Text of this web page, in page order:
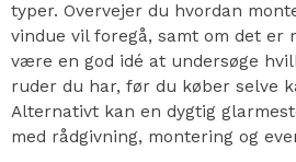
typer. Overvejer du hvordan
vindue vil foregå, samt om det er
være en god idé at undersøge
ruder du har, før du køber selve
Alternativt kan en dygtig
med rådgivning, montering og